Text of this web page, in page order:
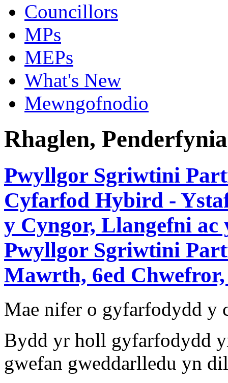
Councillors
MPs
MEPs
What's New
Mewngofnodio
Rhaglen,
Pwyllgor Sgriwtini
Cyfarfod Hybird -
y Cyngor, Llangefni
Pwyllgor Sgriwtini
Mawrth, 6ed
Mae nifer o gyfarfodydd y
Bydd yr holl gyfarfodydd
gwefan gweddarlledu yn